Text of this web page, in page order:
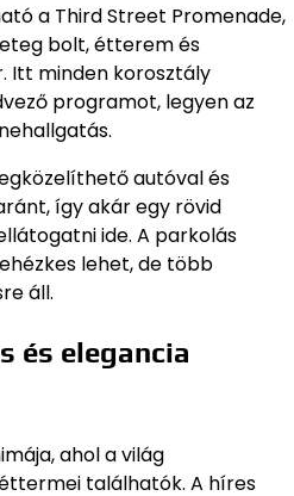
a Third Street Promenade,
bolt, étterem és
Itt minden korosztály
programot, legyen az
autóval és
így akár egy rövid
ide. A parkolás
lehet, de több
áll.
és elegancia
ahol a világ
találhatók. A híres